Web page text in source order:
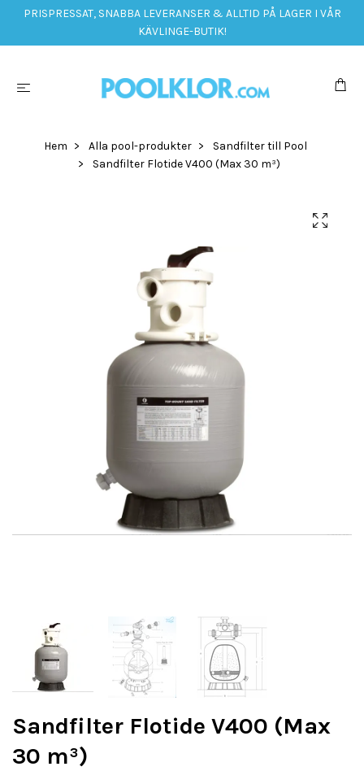
PRISPRESSAT, SNABBA LEVERANSER & ALLTID PÅ LAGER I VÅR
KÄVLINGE-BUTIK!
Hem Alla pool-produkter
Sandfilter till Pool
Sandfilter Flotide V400 (Max 30 m³)
Sandfilter Flotide V400 (Max
30 m³)